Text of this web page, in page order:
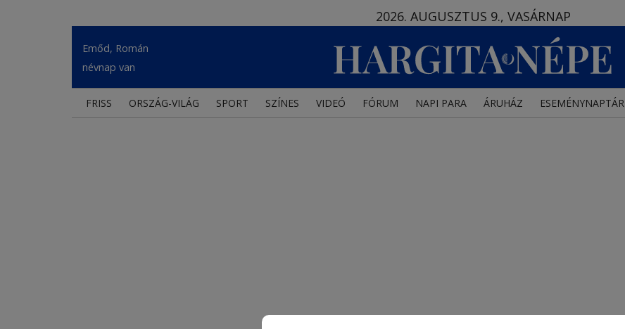
2026. AUGUSZTUS 9., VASÁRNAP
Emőd, Román
névnap van
FRISS ORSZÁG-VILÁG SPORT SZÍNES VIDEÓ FÓRUM NAPI PARA ÁRUHÁZ ESEMÉNYNAPTÁR